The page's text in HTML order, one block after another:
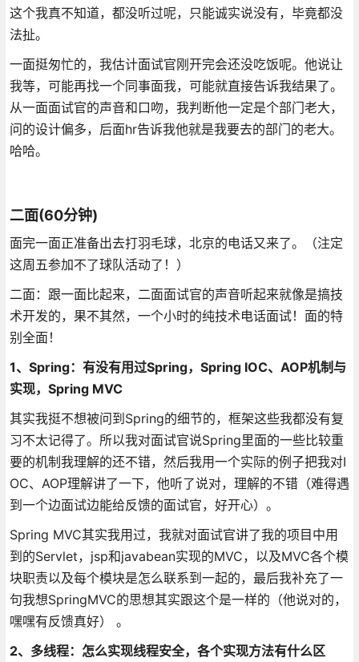
这个我真不知道，都没听过呢，只能诚实说没有，毕竟都没
法扯。
一面挺匆忙的，我估计面试官刚开完会还没吃饭呢。他说让
我等，可能再找一个同事面我，可能就直接告诉我结果了。
从一面面试官的声音和口吻，我判断他一定是个部门老大，
问的设计偏多，后面hr告诉我他就是我要去的部门的老大。
哈哈。
二面(60分钟)
面完一面正准备出去打羽毛球，北京的电话又来了。（注定
这周五参加不了球队活动了！）
二面：跟一面比起来，二面面试官的声音听起来就像是搞技
术开发的，果不其然，一个小时的纯技术电话面试！面的特
别全面！
1、Spring： 有没有用过Spring，Spring IOC、AOP机制与
实现，Spring MVC
其实我挺不想被问到Spring的细节的，框架这些我都没有复
习不太记得了。所以我对面试官说Spring里面的一些比较重
要的机制我理解的还不错，然后我用一个实际的例子把我对I
OC、AOP理解讲了一下，他听了说对，理解的不错（难得遇
到一个边面试边能给反馈的面试官，好开心）。
Spring MVC其实我用过，我就对面试官讲了我的项目中用
到的Servlet，jsp和javabean实现的MVC，以及MVC各个模
块职责以及每个模块是怎么联系到一起的，最后我补充了一
句我想SpringMVC的思想其实跟这个是一样的（他说对的，
嘿嘿有反馈真好） 。
2、多线程： 怎么实现线程安全，各个实现方法有什么区